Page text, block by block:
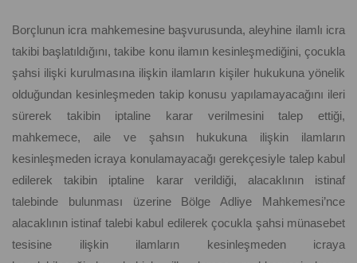
Borçlunun icra mahkemesine başvurusunda, aleyhine ilamlı icra
takibi başlatıldığını, takibe konu ilamın kesinleşmediğini, çocukla
şahsi ilişki kurulmasına ilişkin ilamların kişiler hukukuna yönelik
olduğundan kesinleşmeden takip konusu yapılamayacağını ileri
sürerek takibin iptaline karar verilmesini talep ettiği,
mahkemece, aile ve şahsın hukukuna ilişkin ilamların
kesinleşmeden icraya konulamayacağı gerekçesiyle talep kabul
edilerek takibin iptaline karar verildiği, alacaklının istinaf
talebinde bulunması üzerine Bölge Adliye Mahkemesi’nce
alacaklının istinaf talebi kabul edilerek çocukla şahsi münasebet
tesisine ilişkin ilamların kesinleşmeden icraya